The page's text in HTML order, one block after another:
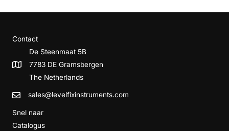
Contact
De Steenmaat 5B
7783 DE Gramsbergen
The Netherlands
sales@levelfixinstruments.com
Snel naar
Catalogus